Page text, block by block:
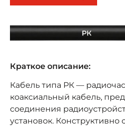
Краткое описание:
Кабель типа РК —
коаксиальный кабель,
соединения
установок. Конструктивно